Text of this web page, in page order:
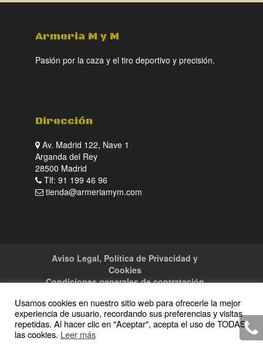
Armeria M y M
Pasión por la caza y el tiro deportivo y precisión.
Dirección
Av. Madrid 122, Nave 1
Arganda del Rey
28500 Madrid
Tlf: 91 199 46 96
tienda@armeriamym.com
Aviso Legal, Política de Privacidad y
Cookies
Condiciones generales de contratación
Usamos cookies en nuestro sitio web para ofrecerle la mejor
experiencia de usuario, recordando sus preferencias y visitas
repetidas. Al hacer clic en "Aceptar", acepta el uso de TODAS
las cookies. Leer más